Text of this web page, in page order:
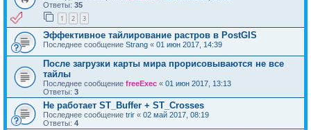
Ответы: 35
1 2 3
Эффективное тайлирование растров в PostGIS
Последнее сообщение Strang « 01 июн 2017, 14:39
После загрузки карты мира прорисовываются не все
тайлы
Последнее сообщение freeExec « 01 июн 2017, 13:13
Ответы: 3
Не работает ST_Buffer + ST_Crosses
Последнее сообщение trir « 02 май 2017, 08:19
Ответы: 4